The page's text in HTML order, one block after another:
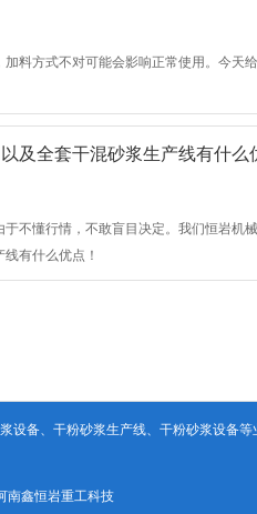
料方式不对可能会影响正常使用。今天
及全套干混砂浆生产线有什么
不懂行情，不敢盲目决定。我们恒岩机
有什么优点！
设备、干粉砂浆生产线、干粉砂浆设备等
南鑫恒岩重工科技